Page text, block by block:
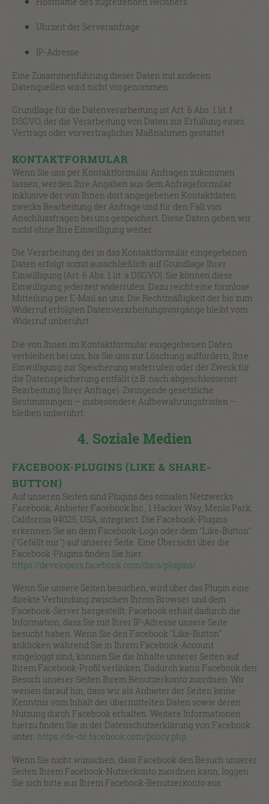
Uhrzeit der Serveranfrage
IP-Adresse
Eine Zusammenführung dieser Daten mit anderen
Datenquellen wird nicht vorgenommen.
Grundlage für die Datenverarbeitung ist Art. 6 Abs. 1 lit. f
DSGVO, der die Verarbeitung von Daten zur Erfüllung eines
Vertrags oder vorvertraglicher Maßnahmen gestattet.
KONTAKTFORMULAR
Wenn Sie uns per Kontaktformular Anfragen zukommen
lassen, werden Ihre Angaben aus dem Anfrageformular
inklusive der von Ihnen dort angegebenen Kontaktdaten
zwecks Bearbeitung der Anfrage und für den Fall von
Anschlussfragen bei uns gespeichert. Diese Daten geben wir
nicht ohne Ihre Einwilligung weiter.
Die Verarbeitung der in das Kontaktformular eingegebenen
Daten erfolgt somit ausschließlich auf Grundlage Ihrer
Einwilligung (Art. 6 Abs. 1 lit. a DSGVO). Sie können diese
Einwilligung jederzeit widerrufen. Dazu reicht eine formlose
Mitteilung per E-Mail an uns. Die Rechtmäßigkeit der bis zum
Widerruf erfolgten Datenverarbeitungsvorgänge bleibt vom
Widerruf unberührt.
Die von Ihnen im Kontaktformular eingegebenen Daten
verbleiben bei uns, bis Sie uns zur Löschung auffordern, Ihre
Einwilligung zur Speicherung widerrufen oder der Zweck für
die Datenspeicherung entfällt (z.B. nach abgeschlossener
Bearbeitung Ihrer Anfrage). Zwingende gesetzliche
Bestimmungen – insbesondere Aufbewahrungsfristen –
bleiben unberührt.
4. Soziale Medien
FACEBOOK-PLUGINS (LIKE & SHARE-
BUTTON)
Auf unseren Seiten sind Plugins des sozialen Netzwerks
Facebook, Anbieter Facebook Inc., 1 Hacker Way, Menlo Park,
California 94025, USA, integriert. Die Facebook-Plugins
erkennen Sie an dem Facebook-Logo oder dem "Like-Button"
("Gefällt mir") auf unserer Seite. Eine Übersicht über die
Facebook-Plugins finden Sie hier:
https://developers.facebook.com/docs/plugins/.
Wenn Sie unsere Seiten besuchen, wird über das Plugin eine
direkte Verbindung zwischen Ihrem Browser und dem
Facebook-Server hergestellt. Facebook erhält dadurch die
Information, dass Sie mit Ihrer IP-Adresse unsere Seite
besucht haben. Wenn Sie den Facebook "Like-Button"
anklicken während Sie in Ihrem Facebook-Account
eingeloggt sind, können Sie die Inhalte unserer Seiten auf
Ihrem Facebook-Profil verlinken. Dadurch kann Facebook den
Besuch unserer Seiten Ihrem Benutzerkonto zuordnen. Wir
weisen darauf hin, dass wir als Anbieter der Seiten keine
Kenntnis vom Inhalt der übermittelten Daten sowie deren
Nutzung durch Facebook erhalten. Weitere Informationen
hierzu finden Sie in der Datenschutzerklärung von Facebook
unter: https://de-de.facebook.com/policy.php.
Wenn Sie nicht wünschen, dass Facebook den Besuch unserer
Seiten Ihrem Facebook-Nutzerkonto zuordnen kann, loggen
Sie sich bitte aus Ihrem Facebook-Benutzerkonto aus.